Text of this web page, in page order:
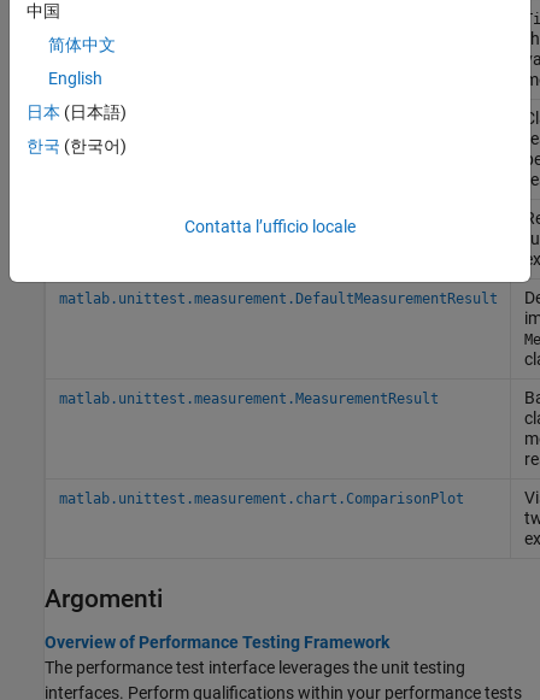
matlab.perftest.FrequentistTimeExperiment
matlab.perftest.TestCase
matlab.perftest.TimeResult
matlab.unittest.measurement.DefaultMeasurementResult
matlab.unittest.measurement.MeasurementResult
matlab.unittest.measurement.chart.ComparisonPlot
Argomenti
Overview of Performance Testing Framework
The performance test interface leverages the unit testing
interfaces. Perform qualifications within your performance tests
中国
简体中文
English
日本 (日本語)
한국 (한국어)
Contatta l’ufficio locale